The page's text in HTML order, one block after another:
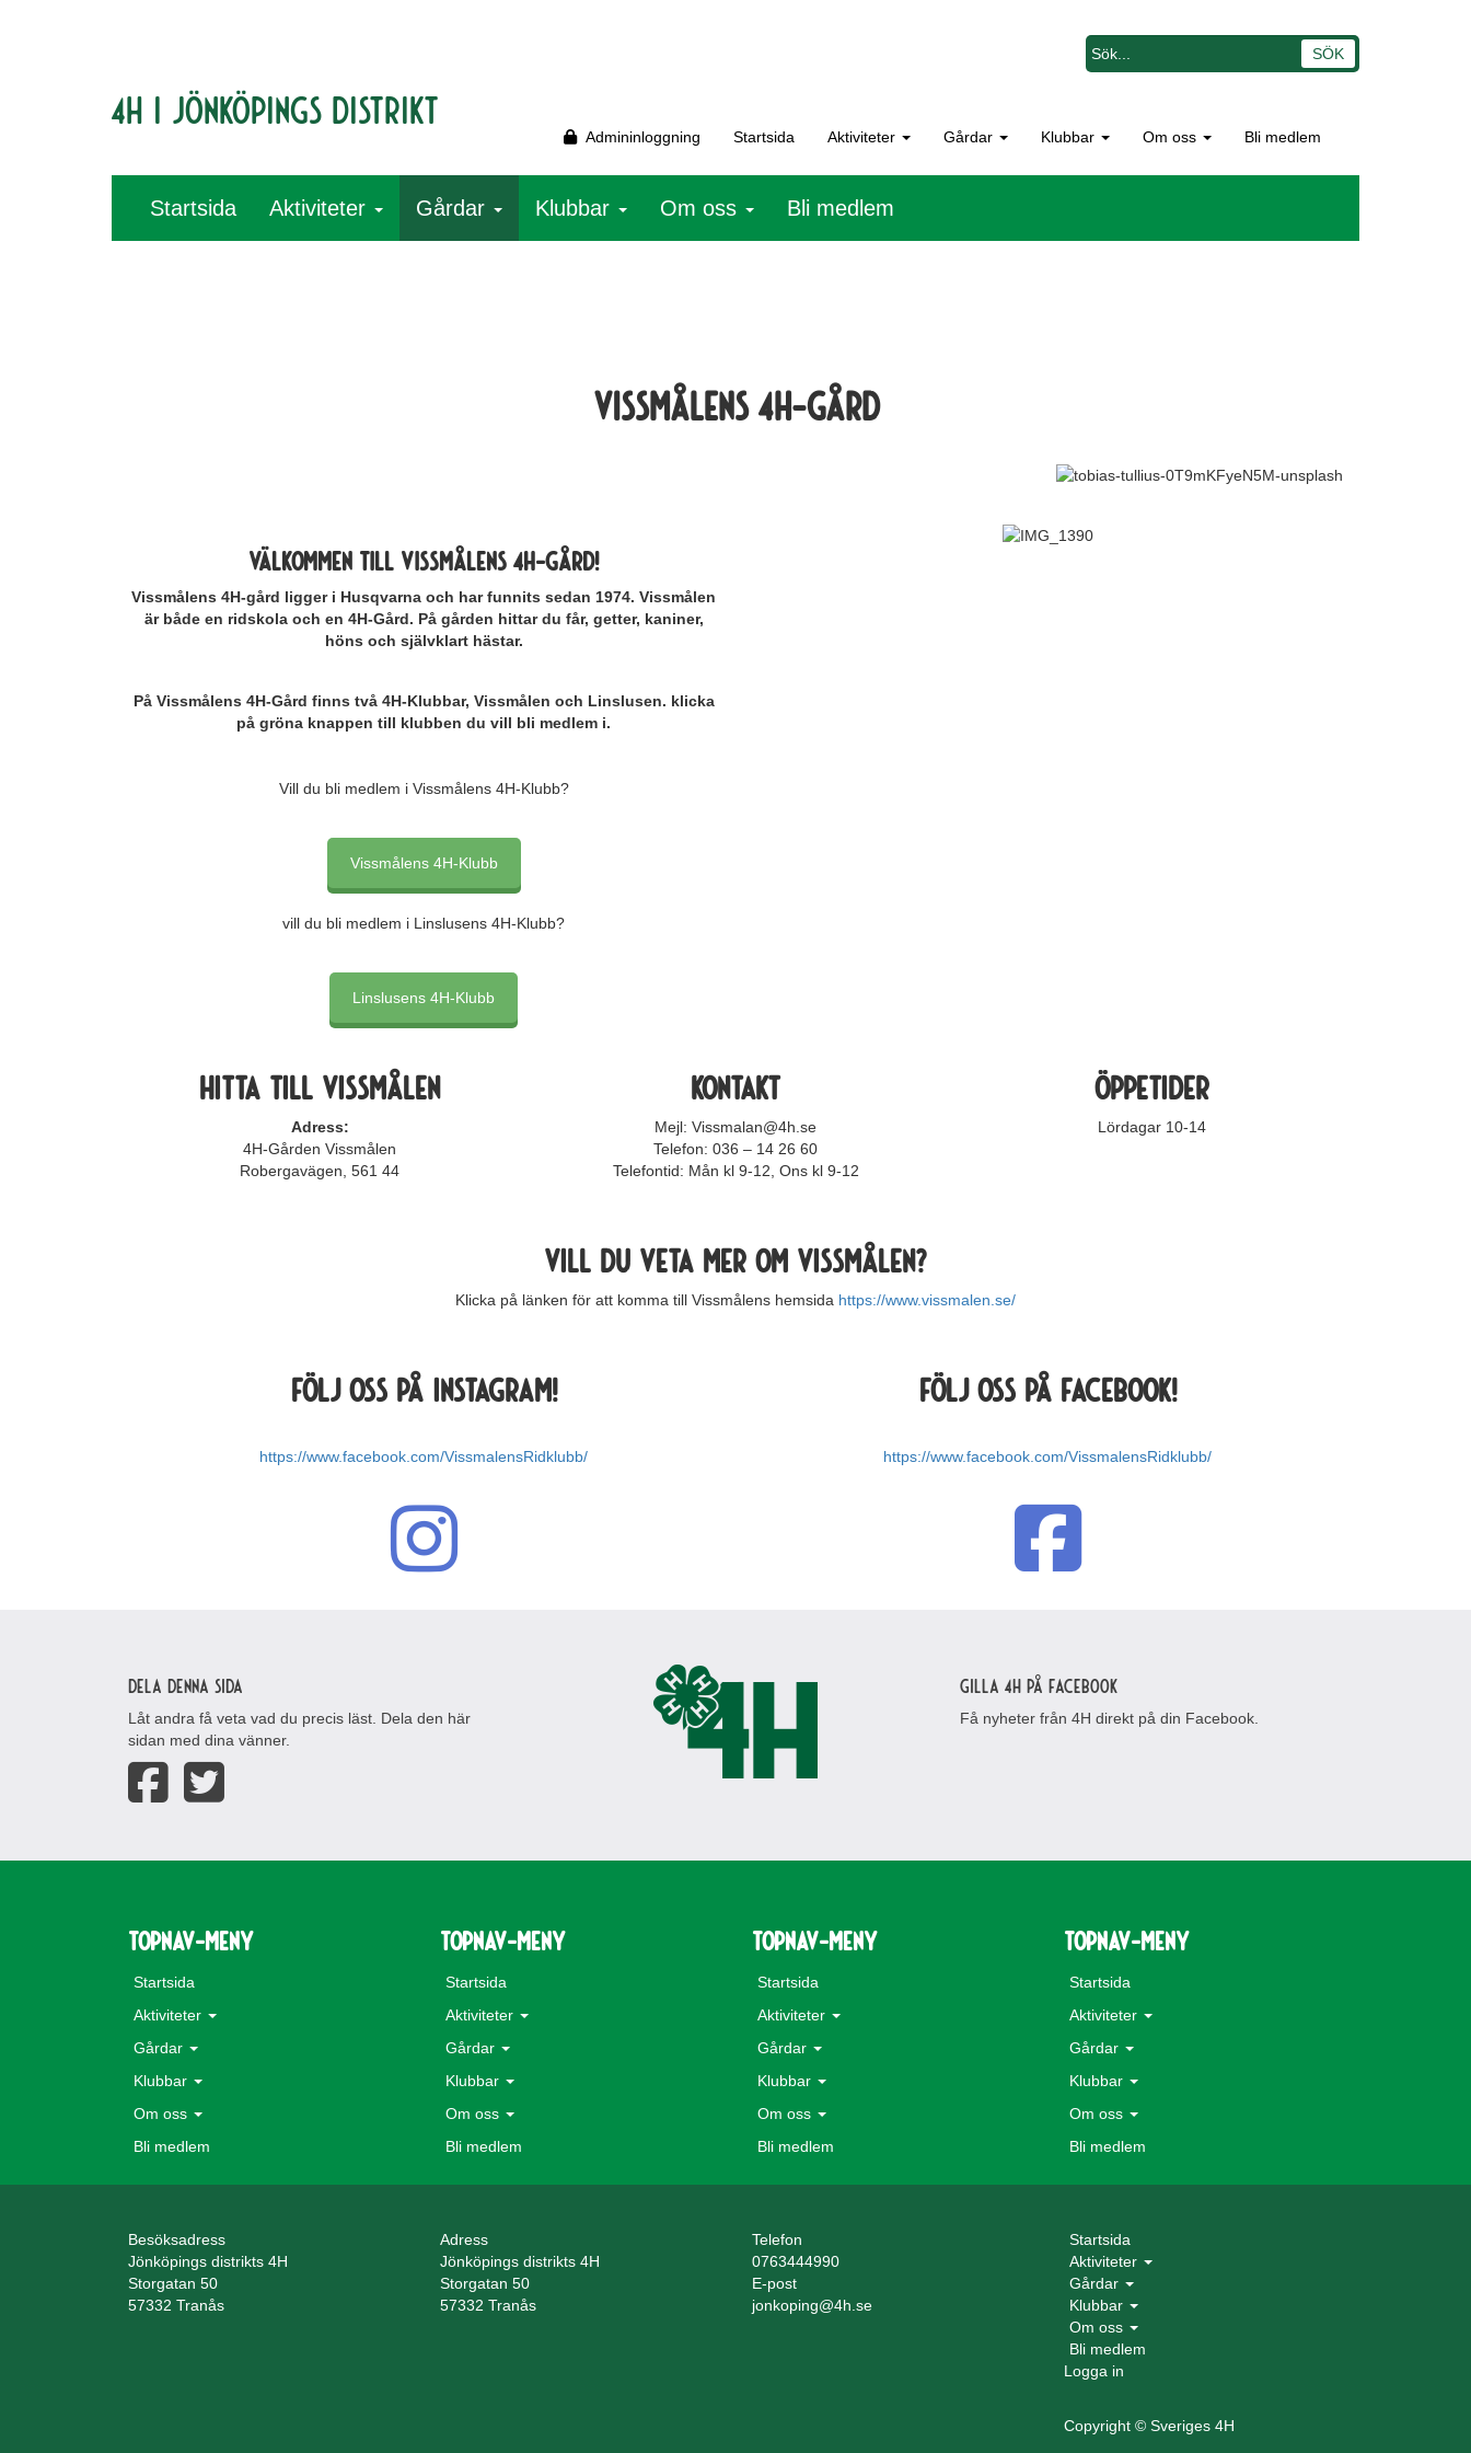
4H i Jönköpings distrikt
Admininloggning Startsida Aktiviteter Gårdar Klubbar Om oss Bli medlem
Startsida Aktiviteter Gårdar Klubbar Om oss Bli medlem
vissmålens 4h-gård
välkommen till vissmålens 4h-gård!
Vissmålens 4H-gård ligger i Husqvarna och har funnits sedan 1974. Vissmålen
är både en ridskola och en 4H-Gård. På gården hittar du får, getter, kaniner,
höns och självklart hästar.
På Vissmålens 4H-Gård finns två 4H-Klubbar, Vissmålen och Linslusen. klicka
på gröna knappen till klubben du vill bli medlem i.
Vill du bli medlem i Vissmålens 4H-Klubb?
Vissmålens 4H-Klubb
vill du bli medlem i Linslusens 4H-Klubb?
Linslusens 4H-Klubb
hitta till Vissmålen
Adress:
4H-Gården Vissmålen
Robergavägen, 561 44
Kontakt
Mejl: Vissmalan@4h.se
Telefon: 036 – 14 26 60
Telefontid: Mån kl 9-12, Ons kl 9-12
Öppetider
Lördagar 10-14
Vill du veta mer om vissmålen?
Klicka på länken för att komma till Vissmålens hemsida https://www.vissmalen.se/
Följ oss på instagram! Följ oss på facebook!
https://www.facebook.com/VissmalensRidklubb/ https://www.facebook.com/VissmalensRidklubb/
Dela denna sida
Låt andra få veta vad du precis läst. Dela den här
sidan med dina vänner.
Gilla 4H på Facebook
Få nyheter från 4H direkt på din Facebook.
topnav-meny
Startsida
Aktiviteter
Gårdar
Klubbar
Om oss
Bli medlem
topnav-meny
Startsida
Aktiviteter
Gårdar
Klubbar
Om oss
Bli medlem
topnav-meny
Startsida
Aktiviteter
Gårdar
Klubbar
Om oss
Bli medlem
topnav-meny
Startsida
Aktiviteter
Gårdar
Klubbar
Om oss
Bli medlem
Besöksadress
Jönköpings distrikts 4H
Storgatan 50
57332 Tranås
Adress
Jönköpings distrikts 4H
Storgatan 50
57332 Tranås
Telefon
0763444990
E-post
jonkoping@4h.se
Startsida
Aktiviteter
Gårdar
Klubbar
Om oss
Bli medlem
Logga in
Copyright © Sveriges 4H